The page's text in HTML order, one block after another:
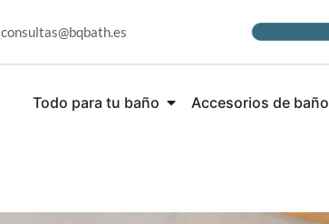
consultas@bqbath.es
Todo para tu baño Accesorios de baño